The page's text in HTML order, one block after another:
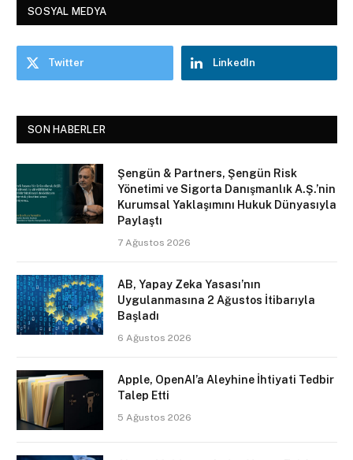
SOSYAL MEDYA
Twitter LinkedIn
SON HABERLER
Şengün & Partners, Şengün Risk
Yönetimi ve Sigorta Danışmanlık A.Ş.’nin
Kurumsal Yaklaşımını Hukuk Dünyasıyla
Paylaştı
7 Ağustos 2026
AB, Yapay Zeka Yasası’nın
Uygulanmasına 2 Ağustos İtibarıyla
Başladı
6 Ağustos 2026
Apple, OpenAI’a Aleyhine İhtiyati Tedbir
Talep Etti
5 Ağustos 2026